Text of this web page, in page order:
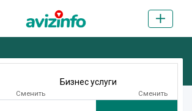
Сменить
Бизнес услуги
Сменить